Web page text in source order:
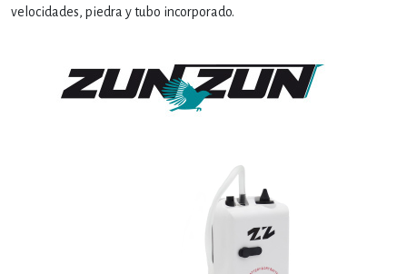
velocidades, piedra y tubo incorporado.